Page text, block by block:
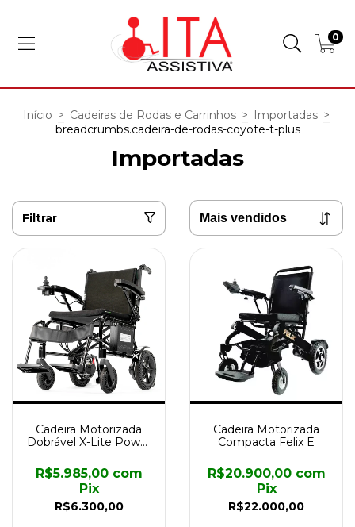
0
Início > Cadeiras de Rodas e Carrinhos > Importadas >
breadcrumbs.cadeira-de-rodas-coyote-t-plus
Importadas
Filtrar
Cadeira Motorizada
Dobrável X-Lite Power
R$6.300,00
R$5.985,00 com
Pix
Cadeira Motorizada
Compacta Felix E
R$22.000,00
R$20.900,00 com
Pix